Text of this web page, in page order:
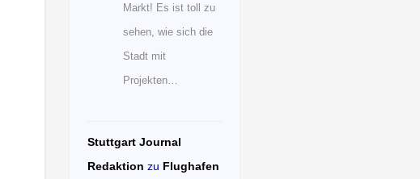
Markt! Es ist toll zu
sehen, wie sich die
Stadt mit
Projekten…
Stuttgart Journal
Redaktion zu Flughafen